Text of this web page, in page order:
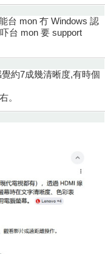
台 mon 冇 Windows 認
台 mon 要 support
約7成幾清晰度,有時個
。